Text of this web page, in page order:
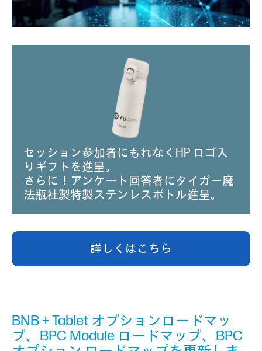
セッション参加者にもれなくHP ロゴ入
りギフトを進呈。
さらに！アンケート回答者にタイガー魔
法瓶社製特製ステンレスボトル進呈。
詳しくはこちら
BNB + Tablet オプションロードマッ
プ、BPC Module ロードマップ、BPC